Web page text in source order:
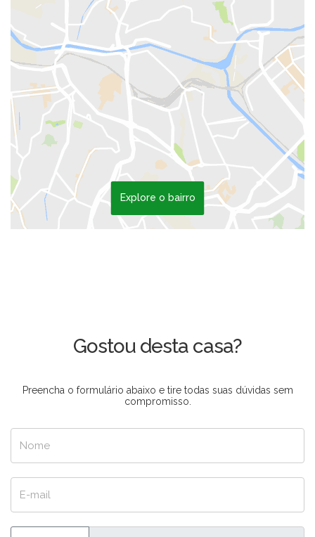
Explore o bairro
Gostou desta casa?
Preencha o formulário abaixo e tire todas suas dúvidas sem
compromisso.